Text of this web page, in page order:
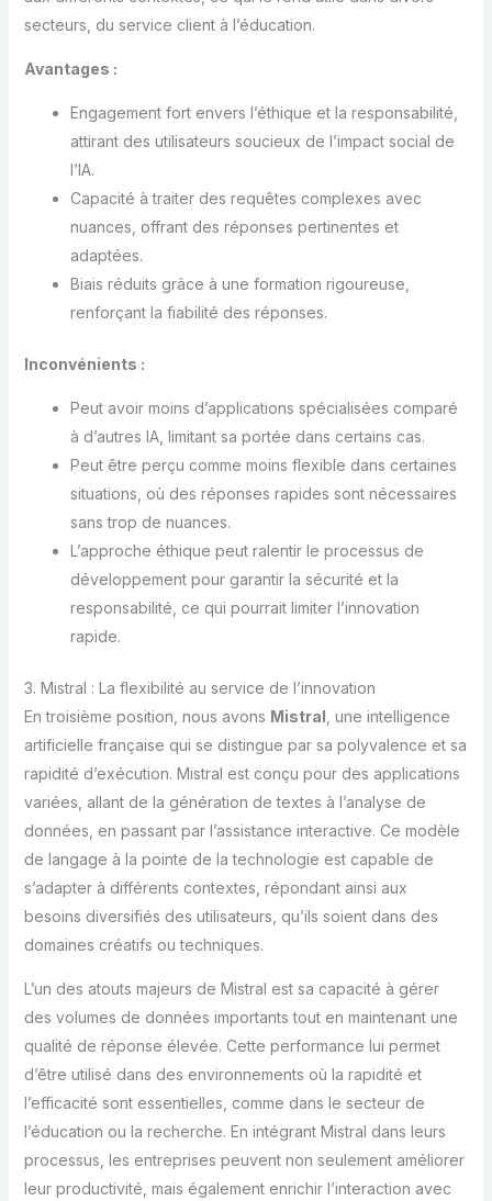
secteurs, du service client à l’éducation.
Avantages :
Engagement fort envers l’éthique et la responsabilité,
attirant des utilisateurs soucieux de l’impact social de
l’IA.
Capacité à traiter des requêtes complexes avec
nuances, offrant des réponses pertinentes et
adaptées.
Biais réduits grâce à une formation rigoureuse,
renforçant la fiabilité des réponses.
Inconvénients :
Peut avoir moins d’applications spécialisées comparé
à d’autres IA, limitant sa portée dans certains cas.
Peut être perçu comme moins flexible dans certaines
situations, où des réponses rapides sont nécessaires
sans trop de nuances.
L’approche éthique peut ralentir le processus de
développement pour garantir la sécurité et la
responsabilité, ce qui pourrait limiter l’innovation
rapide.
3. Mistral : La flexibilité au service de l’innovation
En troisième position, nous avons Mistral , une intelligence
artificielle française qui se distingue par sa polyvalence et sa
rapidité d’exécution. Mistral est conçu pour des applications
variées, allant de la génération de textes à l’analyse de
données, en passant par l’assistance interactive. Ce modèle
de langage à la pointe de la technologie est capable de
s’adapter à différents contextes, répondant ainsi aux
besoins diversifiés des utilisateurs, qu’ils soient dans des
domaines créatifs ou techniques.
L’un des atouts majeurs de Mistral est sa capacité à gérer
des volumes de données importants tout en maintenant une
qualité de réponse élevée. Cette performance lui permet
d’être utilisé dans des environnements où la rapidité et
l’efficacité sont essentielles, comme dans le secteur de
l’éducation ou la recherche. En intégrant Mistral dans leurs
processus, les entreprises peuvent non seulement améliorer
leur productivité, mais également enrichir l’interaction avec